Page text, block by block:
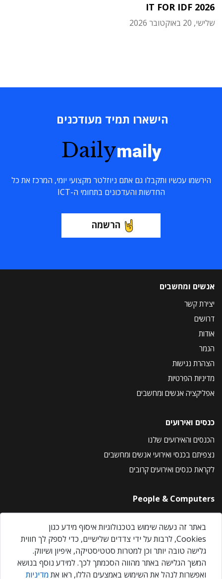
IT FOR IDF 2026
שלישי, 20 באוקטובר 2026
הישארו תמיד מעודכנים
Dailymaily
הירשמו עכשיו ותקבלו גם אתם ניוזלטר מקצועי יומי, המרכז את כל
החדשות והעדכונים בתחומי ה-ICT
הרשמה
אנשים ומחשבים
יצירת קשר
דרושים
אודות
הנמר
הצהרת נגישות
מדיניות הפרטיות
אפליקציה אנשים ומחשבים
כנסים ואירועים
הכנסים והאירועים שלנו
נצפיתם בכנסי ואירועי אנשים ומחשבים
לקראת כנסים ואירועים קרובים
People & Computers
About Us
Privacy Policy
Contact Us
Our Events
באתר זה נעשה שימוש בטכנולוגיות איסוף מידע כגון
Cookies, לרבות על ידי צדדים שלישיים, כדי לספק לך חווית
גלישה טובה יותר וכן למטרות סטטיסטיקה, איפיון ושיווק.
המשך הגלישה באתר מהווה הסכמתך לכך. למידע נוסף בנושא
ואפשרות לנהל את השימוש באמצעים הללו, ראו את מדיניות